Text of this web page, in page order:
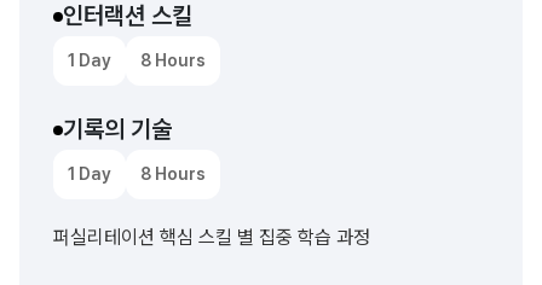
인터랙션 스킬
1 Day 8 Hours
기록의 기술
1 Day 8 Hours
퍼실리테이션 핵심 스킬 별 집중 학습 과정